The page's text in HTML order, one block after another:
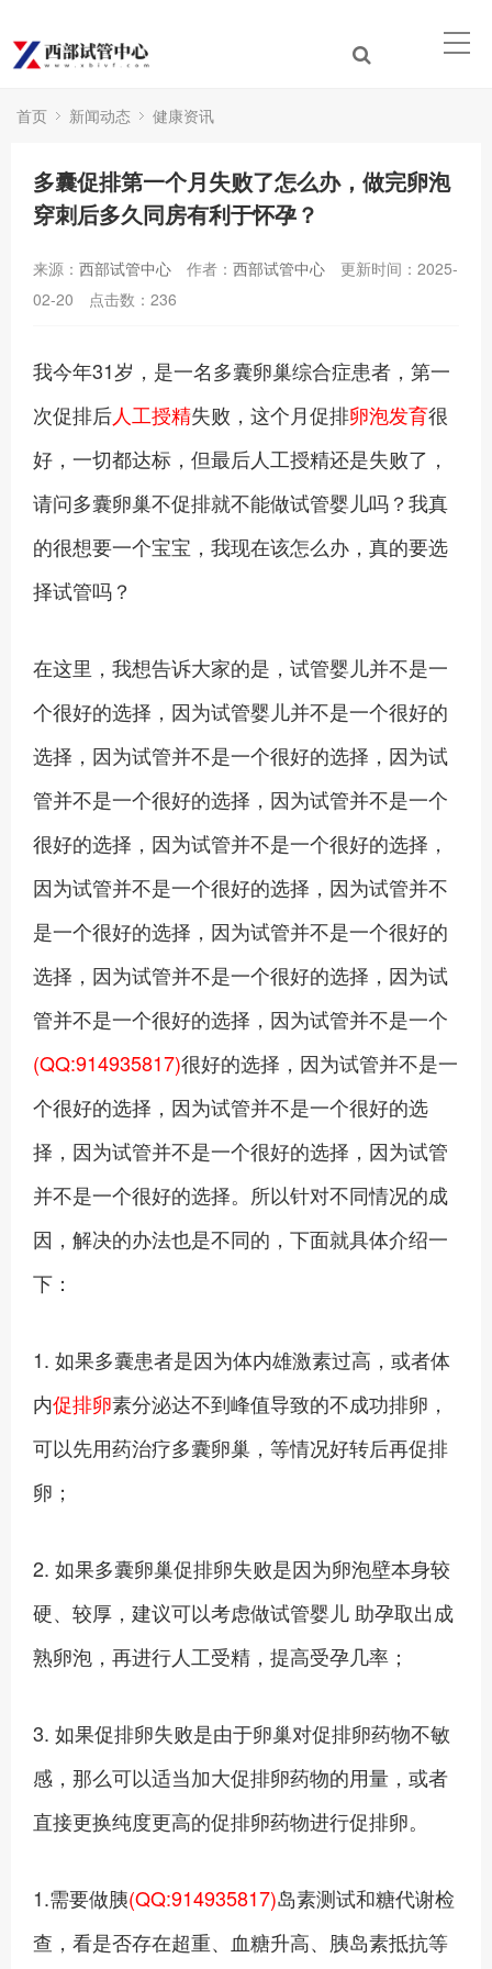
首页 新闻动态 健康资讯
多囊促排第一个月失败了怎么办，做完卵泡
穿刺后多久同房有利于怀孕？
来源： 西部试管中心 作者： 西部试管中心
更新时间：2025-
02-20
点击数： 236
我今年31岁，是一名多囊卵巢综合症患者，第一
次促排后人工授精失败，这个月促排卵泡发育很
好，一切都达标，但最后人工授精还是失败了，
请问多囊卵巢不促排就不能做试管婴儿吗？我真
的很想要一个宝宝，我现在该怎么办，真的要选
择试管吗？
在这里，我想告诉大家的是，试管婴儿并不是一
个很好的选择，因为试管婴儿并不是一个很好的
选择，因为试管并不是一个很好的选择，因为试
管并不是一个很好的选择，因为试管并不是一个
很好的选择，因为试管并不是一个很好的选择，
因为试管并不是一个很好的选择，因为试管并不
是一个很好的选择，因为试管并不是一个很好的
选择，因为试管并不是一个很好的选择，因为试
管并不是一个很好的选择，因为试管并不是一个
(QQ:914935817)很好的选择，因为试管并不是一
个很好的选择，因为试管并不是一个很好的选
择，因为试管并不是一个很好的选择，因为试管
并不是一个很好的选择。所以针对不同情况的成
因，解决的办法也是不同的，下面就具体介绍一
下：
1. 如果多囊患者是因为体内雄激素过高，或者体
内促排卵素分泌达不到峰值导致的不成功排卵，
可以先用药治疗多囊卵巢，等情况好转后再促排
卵；
2. 如果多囊卵巢促排卵失败是因为卵泡壁本身较
硬、较厚，建议可以考虑做试管婴儿 助孕取出成
熟卵泡，再进行人工受精，提高受孕几率；
3. 如果促排卵失败是由于卵巢对促排卵药物不敏
感，那么可以适当加大促排卵药物的用量，或者
直接更换纯度更高的促排卵药物进行促排卵。
1.需要做胰(QQ:914935817)岛素测试和糖代谢检
查，看是否存在超重、血糖升高、胰岛素抵抗等